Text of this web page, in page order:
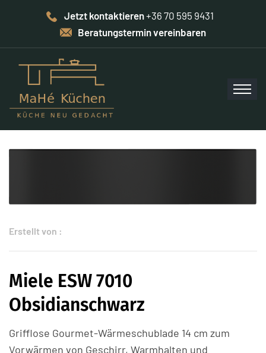
Jetzt kontaktieren+36 70 595 9431
Beratungstermin vereinbaren
Erstellt von :
Miele ESW 7010
Obsidianschwarz
Grifflose Gourmet-Wärmeschublade 14 cm zum
Vorwärmen von Geschirr, Warmhalten und